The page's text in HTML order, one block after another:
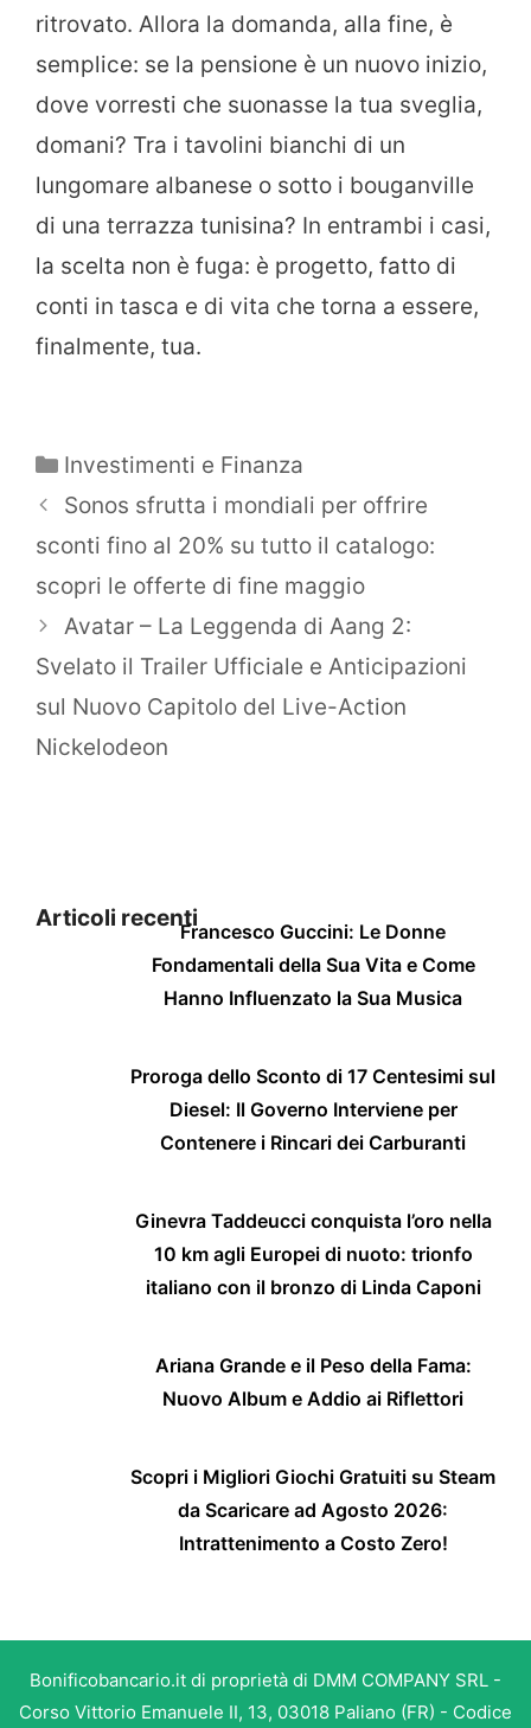
ritrovato. Allora la domanda, alla fine, è
semplice: se la pensione è un nuovo inizio,
dove vorresti che suonasse la tua sveglia,
domani? Tra i tavolini bianchi di un
lungomare albanese o sotto i bouganville
di una terrazza tunisina? In entrambi i casi,
la scelta non è fuga: è progetto, fatto di
conti in tasca e di vita che torna a essere,
finalmente, tua.
Categorie
Investimenti e Finanza
Sonos sfrutta i mondiali per offrire
sconti fino al 20% su tutto il catalogo:
scopri le offerte di fine maggio
Avatar – La Leggenda di Aang 2:
Svelato il Trailer Ufficiale e Anticipazioni
sul Nuovo Capitolo del Live-Action
Nickelodeon
Articoli recentiFrancesco Guccini: Le Donne
Fondamentali della Sua Vita e Come
Hanno Influenzato la Sua Musica
Proroga dello Sconto di 17 Centesimi sul
Diesel: Il Governo Interviene per
Contenere i Rincari dei Carburanti
Ginevra Taddeucci conquista l’oro nella
10 km agli Europei di nuoto: trionfo
italiano con il bronzo di Linda Caponi
Ariana Grande e il Peso della Fama:
Nuovo Album e Addio ai Riflettori
Scopri i Migliori Giochi Gratuiti su Steam
da Scaricare ad Agosto 2026:
Intrattenimento a Costo Zero!
Bonificobancario.it di proprietà di DMM COMPANY SRL -
Corso Vittorio Emanuele II, 13, 03018 Paliano (FR) - Codice